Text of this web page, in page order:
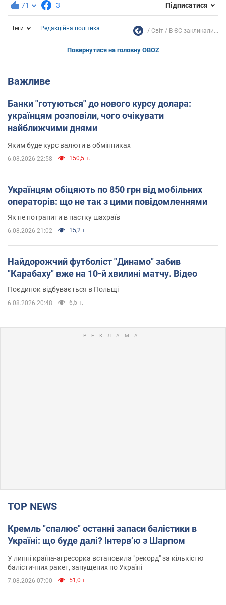
71 3 Підписатися
Теги Редакційна політика Світ В ЄС закликали...
Повернутися на головну OBOZ
Важливе
Банки "готуються" до нового курсу долара:
українцям розповіли, чого очікувати
найближчими днями
Яким буде курс валюти в обмінниках
6.08.2026 22:58 150,5 т.
Українцям обіцяють по 850 грн від мобільних
операторів: що не так з цими повідомленнями
Як не потрапити в пастку шахраїв
6.08.2026 21:02 15,2 т.
Найдорожчий футболіст "Динамо" забив
"Карабаху" вже на 10-й хвилині матчу. Відео
Поєдинок відбувається в Польщі
6.08.2026 20:48 6,5 т.
TOP NEWS
Кремль "спалює" останні запаси балістики в
Україні: що буде далі? Інтерв’ю з Шарпом
У липні країна-агресорка встановила "рекорд" за кількістю
балістичних ракет, запущених по Україні
7.08.2026 07:00 51,0 т.